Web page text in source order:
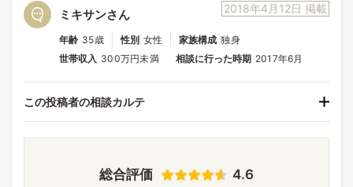
2018年4月12日 掲載
ミキサンさん
年齢 35歳 性別 女性 家族構成 独身
世帯収入 300万円未満 相談に行った時期 2017年6月
この投稿者の相談カルテ
総合評価 4.6